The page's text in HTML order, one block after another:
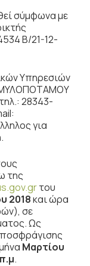
σύμφωνα με
Β/21-12-
Υπηρεσιών
ΜΥΛΟΠΟΤΑΜΟΥ
28343-
για
της
του
2018και ώρα
σε
Ως
Μαρτίου
.